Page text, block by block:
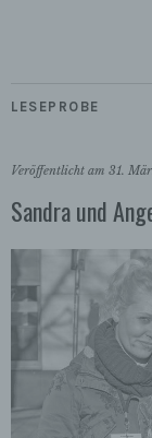
LESEPROBE
Veröffentlicht am 31.
Sandra und